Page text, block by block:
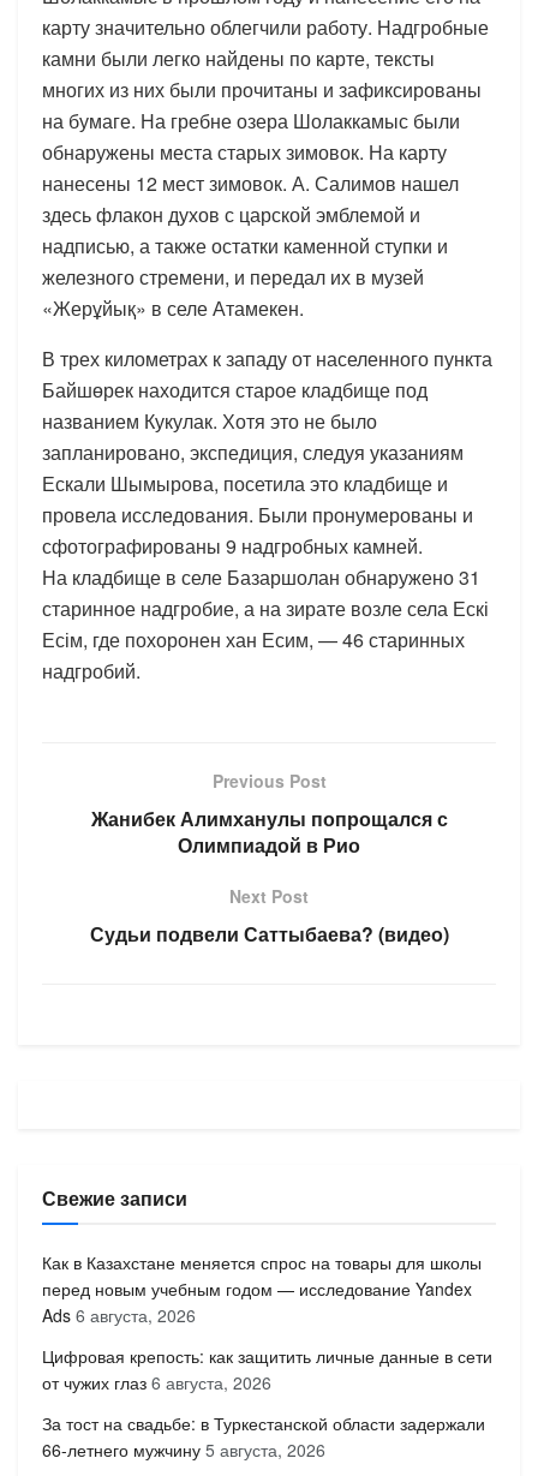
карту значительно облегчили работу. Надгробные
камни были легко найдены по карте, тексты
многих из них были прочитаны и зафиксированы
на бумаге. На гребне озера Шолаккамыс были
обнаружены места старых зимовок. На карту
нанесены 12 мест зимовок. А. Салимов нашел
здесь флакон духов с царской эмблемой и
надписью, а также остатки каменной ступки и
железного стремени, и передал их в музей
«Жерұйық» в селе Атамекен.
В трех километрах к западу от населенного пункта
Байшөрек находится старое кладбище под
названием Кукулак. Хотя это не было
запланировано, экспедиция, следуя указаниям
Ескали Шымырова, посетила это кладбище и
провела исследования. Были пронумерованы и
сфотографированы 9 надгробных камней.
На кладбище в селе Базаршолан обнаружено 31
старинное надгробие, а на зирате возле села Ескі
Есім, где похоронен хан Есим, — 46 старинных
надгробий.
Previous Post
Жанибек Алимханулы попрощался с
Олимпиадой в Рио
Next Post
Судьи подвели Саттыбаева? (видео)
Свежие записи
Как в Казахстане меняется спрос на товары для школы
перед новым учебным годом — исследование Yandex
Ads 6 августа, 2026
Цифровая крепость: как защитить личные данные в сети
от чужих глаз 6 августа, 2026
За тост на свадьбе: в Туркестанской области задержали
66-летнего мужчину 5 августа, 2026